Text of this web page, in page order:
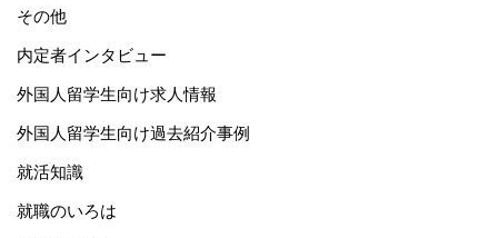
その他
内定者インタビュー
外国人留学生向け求人情報
外国人留学生向け過去紹介事例
就活知識
就職のいろは